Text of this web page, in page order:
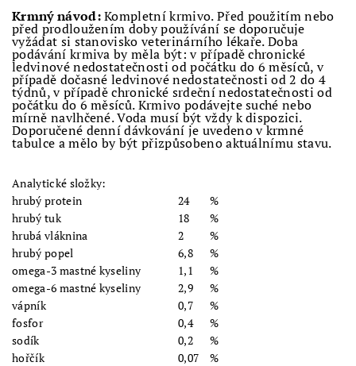
Krmný návod:Kompletní krmivo. Před použitím nebo
před prodloužením doby používání se doporučuje
vyžádat si stanovisko veterinárního lékaře. Doba
podávání krmiva by měla být: v případě chronické
ledvinové nedostatečnosti od počátku do 6 měsíců, v
případě dočasné ledvinové nedostatečnosti od 2 do 4
týdnů, v případě chronické srdeční nedostatečnosti od
počátku do 6 měsíců. Krmivo podávejte suché nebo
mírně navlhčené. Voda musí být vždy k dispozici.
Doporučené denní dávkování je uvedeno v krmné
tabulce a mělo by být přizpůsobeno aktuálnímu stavu.
Analytické složky:
hrubý protein
24
%
hrubý tuk
18
%
hrubá vláknina
2
%
hrubý popel
6,8
%
omega-3 mastné kyseliny
1,1
%
omega-6 mastné kyseliny
2,9
%
vápník
0,7
%
fosfor
0,4
%
sodík
0,2
%
hořčík
0,07
%